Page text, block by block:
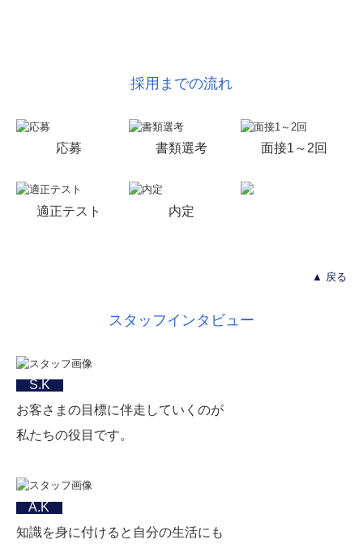
採用までの流れ
応募 書類選考 面接1～2回
適正テスト 内定
▲ 戻る
スタッフインタビュー
S.K
お客さまの目標に伴走していくのが
私たちの役目です。
A.K
知識を身に付けると自分の生活にも